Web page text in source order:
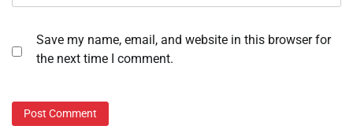
Save my name, email, and website in this browser for
the next time I comment.